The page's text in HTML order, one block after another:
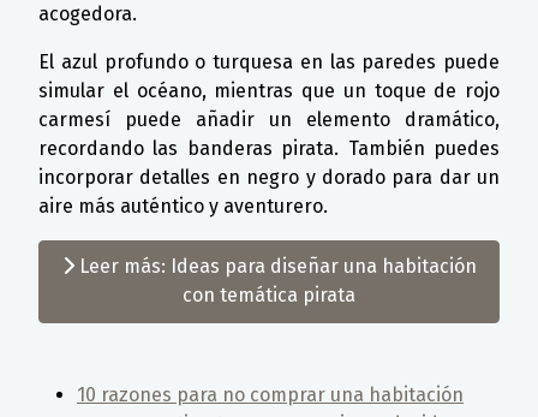
acogedora.
El azul profundo o turquesa en las paredes puede
simular el océano, mientras que un toque de rojo
carmesí puede añadir un elemento dramático,
recordando las banderas pirata. También puedes
incorporar detalles en negro y dorado para dar un
aire más auténtico y aventurero.
Leer más: Ideas para diseñar una habitación
con temática pirata
10 razones para no comprar una habitación